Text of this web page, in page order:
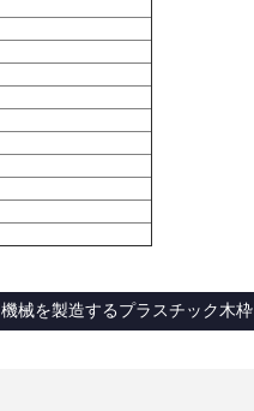
機械を製造するプラスチック木枠